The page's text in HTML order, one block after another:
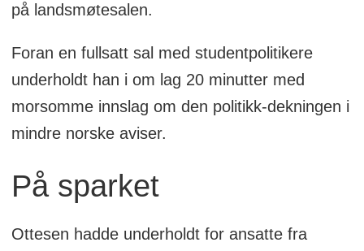
på landsmøtesalen.
Foran en fullsatt sal med studentpolitikere
underholdt han i om lag 20 minutter med
morsomme innslag om den politikk-dekningen i
mindre norske aviser.
På sparket
Ottesen hadde underholdt for ansatte fra